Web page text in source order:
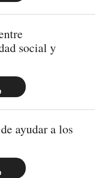
social y
ayudar a los